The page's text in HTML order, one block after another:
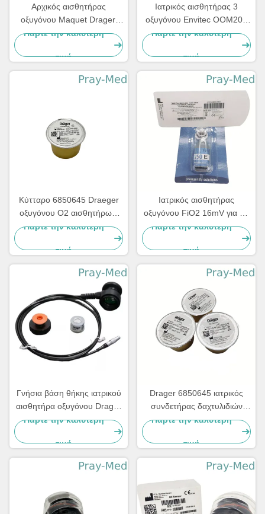
Αρχικός αισθητήρας
οξυγόνου Maquet Drager,
αισθητήρας 6640044 6
καρφιτσών
Πάρτε την καλύτερη
τιμή
Ιατρικός αισθητήρας 3
οξυγόνου Envitec OOM202
συνδετήρας Molex
εξαεριστήρα PB840
Πάρτε την καλύτερη
τιμή
Κύτταρο 6850645 Draeger
οξυγόνου Ο2 αισθητήρων/
πλαστικό υλικό μετάλλων
Πάρτε την καλύτερη
τιμή
Ιατρικός αισθητήρας
οξυγόνου FiO2 16mV για τις
μηχανές ανώτατος-250E
Πάρτε την καλύτερη
τιμή
Γνήσια βάση θήκης ιατρικού
αισθητήρα οξυγόνου Drager
8606055 με καλώδιο για
Πάρτε την καλύτερη
τιμή
Drager 6850645 ιατρικός
συνδετήρας δαχτυλιδιών
ολίσθησης αισθητήρων
Πάρτε την καλύτερη
τιμή